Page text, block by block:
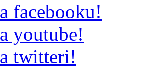
facebooku!
youtube!
twitteri!